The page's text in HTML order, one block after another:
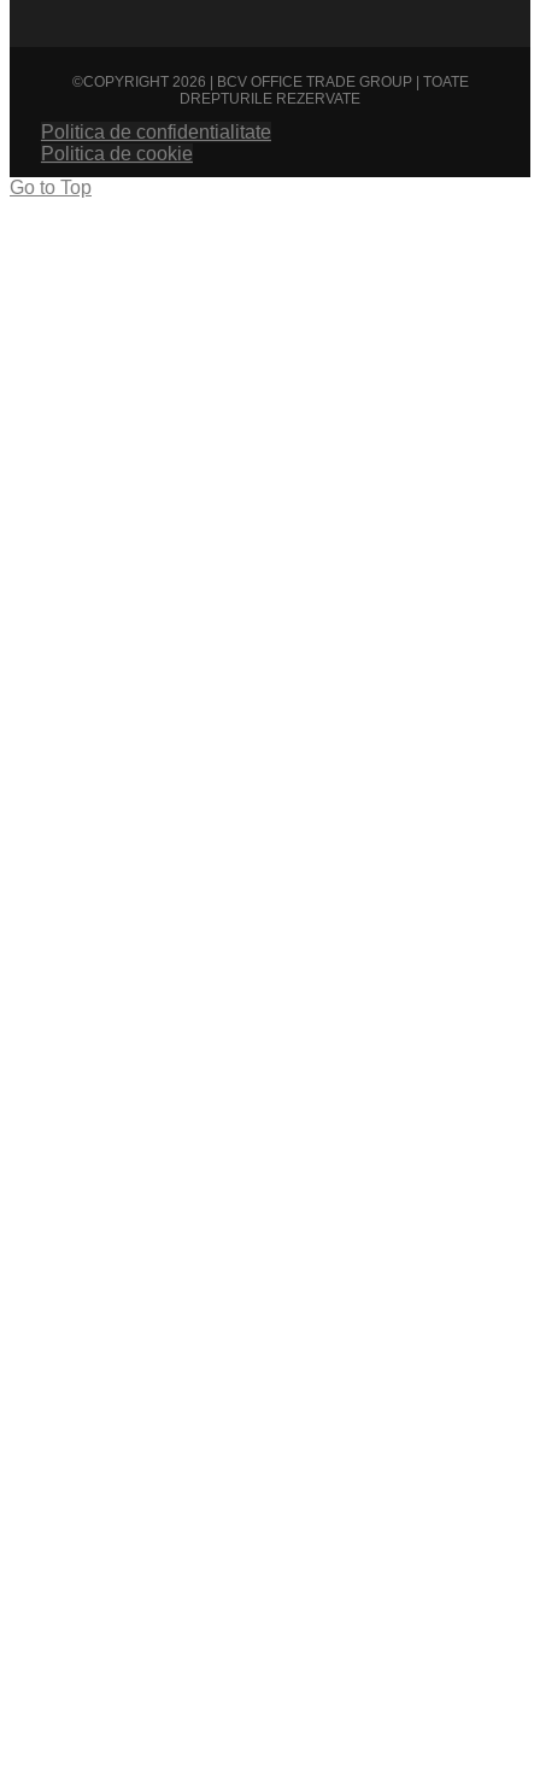
©COPYRIGHT 2026 | BCV OFFICE TRADE GROUP | TOATE
DREPTURILE REZERVATE
Politica de confidentialitate
Politica de cookie
Go to Top